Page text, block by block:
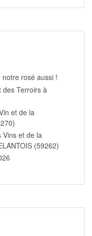
rosé aussi !
des Terroirs à
et de la
Vins et de la
(59262)